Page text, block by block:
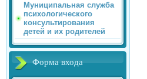
Муниципальная служба
психологического
консультирования
детей и их родителей
Форма входа